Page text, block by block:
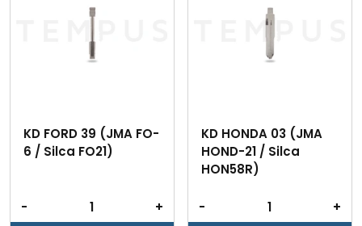
KD FORD 39 (JMA FO-
6 / Silca FO21)
-
+
KD HONDA 03 (JMA
HOND-21 / Silca
HON58R)
-
+